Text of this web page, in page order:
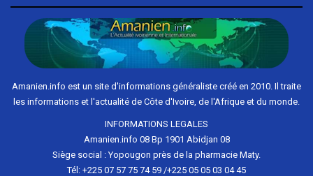
Amanien.info est un site d'informations généraliste créé en 2010. Il traite
les informations et l'actualité de Côte d'Ivoire, de l'Afrique et du monde.
INFORMATIONS LEGALES
Amanien.info 08 Bp 1901 Abidjan 08
Siège social : Yopougon près de la pharmacie Maty.
Tél: +225 07 57 75 74 59 /+225 05 05 03 04 45